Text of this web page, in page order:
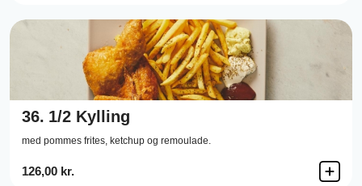
36. 1/2 Kylling
med pommes frites, ketchup og remoulade.
126,00 kr.